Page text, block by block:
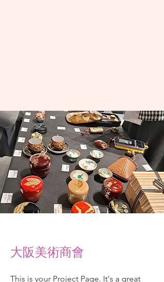
​大阪美術商會
This is your Project Page. It's a great